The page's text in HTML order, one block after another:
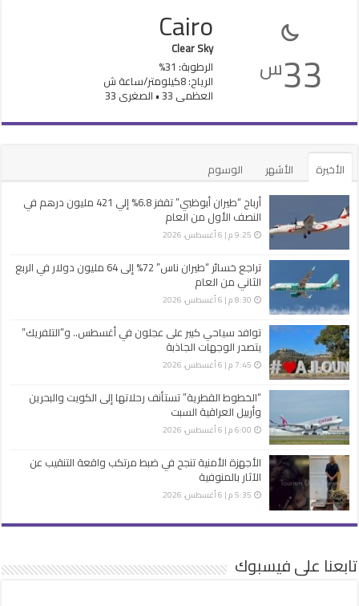
33س
Cairo
Clear Sky
الرطوبة: 31%
الرياح: 8كيلومتر/ساعة ش
العظمى 33 • الصغرى 33
الأخيرة الأشهر
الوسوم
أرباح “طيران أبوظبي” تقفز 6.8% إلي 421 مليون درهم في
النصف الأول من العام
9:25 م | 6 أغسطس، 2026
تراجع خسائر “طيران ناس” 72% إلى 64 مليون دولار في الربع
الثاني من العام
8:30 م | 6 أغسطس، 2026
توافد سياحي كبير على عجلون في أغسطس.. و”التلفريك”
يتصدر الوجهات الجاذبة
7:45 م | 6 أغسطس، 2026
“الخطوط القطرية” تستأنف رحلاتها إلى الكويت والبحرين
وأربيل العراقية السبت
6:00 م | 6 أغسطس، 2026
الأجهزة الأمنية تنجح في ضبط مرتكب واقعة التنقيب عن
الآثار بالمنوفية
5:35 م | 6 أغسطس، 2026
تابعنا على فيسبوك